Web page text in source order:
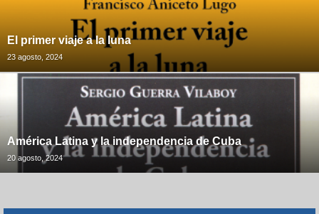
El primer viaje a la luna
23 agosto, 2024
América Latina y la independencia de Cuba
20 agosto, 2024